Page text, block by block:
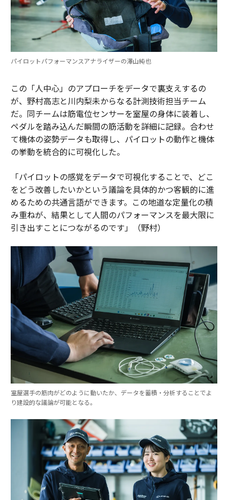
パイロットパフォーマンスアナライザーの澤山純也
この「人中心」のアプローチをデータで裏支えするの
が、野村高志と川内梨未からなる計測技術担当チーム
だ。同チームは筋電位センサーを室屋の身体に装着し、
ペダルを踏み込んだ瞬間の筋活動を詳細に記録。合わせ
て機体の姿勢データも取得し、パイロットの動作と機体
の挙動を統合的に可視化した。
「パイロットの感覚をデータで可視化することで、どこ
をどう改善したいかという議論を具体的かつ客観的に進
めるための共通言語ができます。この地道な定量化の積
み重ねが、結果として人間のパフォーマンスを最大限に
引き出すことにつながるのです」（野村）
室屋選手の筋肉がどのように動いたか、データを蓄積・分析することでよ
り建設的な議論が可能となる。